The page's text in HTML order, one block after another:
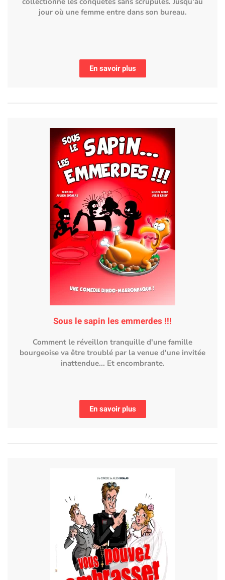
jour où une femme entre dans son bureau.
En savoir plus
Sous le sapin les emmerdes !!!
Comment le réveillon tranquille d'une famille
bourgeoise va être troublé par la venue d'une invitée
inattendue... Et encombrante.
En savoir plus